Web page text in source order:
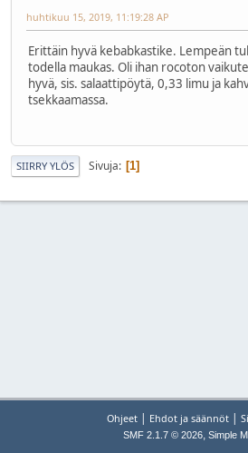
huhtikuu 15, 2019, 11:19:28 AP
Erittäin hyvä kebabkastike. Lempeän
todella maukas. Oli ihan rocoton
hyvä, sis. salaattipöytä, 0,33 limu ja
tsekkaamassa.
SIIRRY YLÖS Sivuja 1
Ohjeet | Ehdot ja säännöt |
SMF 2.1.7 © 2026, Simple